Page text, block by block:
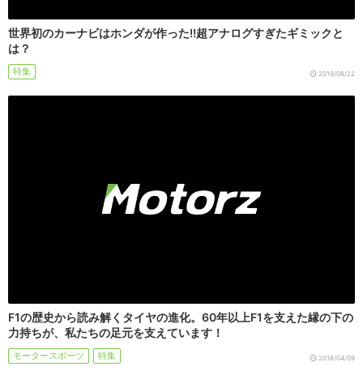
世界初のカーナビはホンダが作った!!超アナログすぎたギミックと
は？
特集 2019/06/22
F1の歴史から読み解くタイヤの進化。60年以上F1を支えた縁の下の
力持ちが、私たちの足元を支えています！
モータースポーツ 特集 2018/04/09